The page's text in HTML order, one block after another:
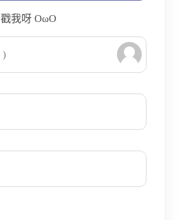
戳我呀 OωO
(=・ω・=)